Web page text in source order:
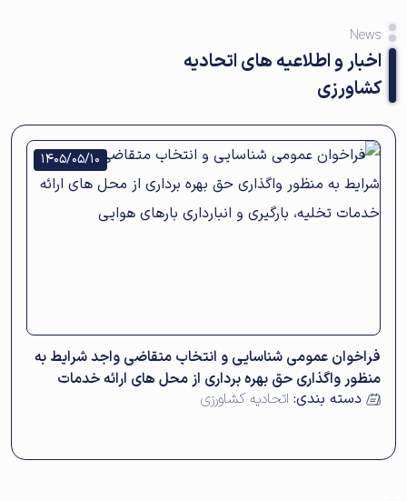
News
اخبار و اطلاعیه های اتحادیه
کشاورزی
1405/05/10
فراخوان عمومی شناسایی و انتخاب متقاضی واجد شرایط به
منظور واگذاری حق بهره برداری از محل های ارائه خدمات
تخلیه، بارگیری و انبارداری بارهای هوایی
دسته بندی: اتحادیه کشاورزی